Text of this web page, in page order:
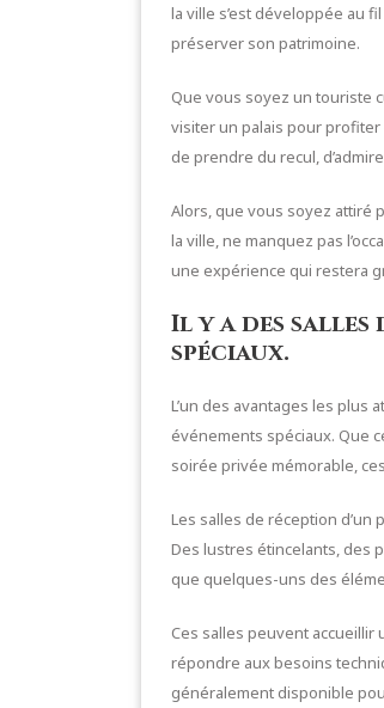
la ville s’est développée au
préserver son patrimoine.
Que vous soyez un touriste
visiter un palais pour profiter
de prendre du recul,
Alors, que vous soyez attiré
la ville, ne manquez pas
une expérience qui restera
Il y a des salles
spéciaux.
L’un des avantages les plus
événements spéciaux. Que
soirée privée mémorable,
Les salles de réception
Des lustres étincelants, des
que quelques-uns des
Ces salles peuvent
répondre aux besoins
généralement disponible